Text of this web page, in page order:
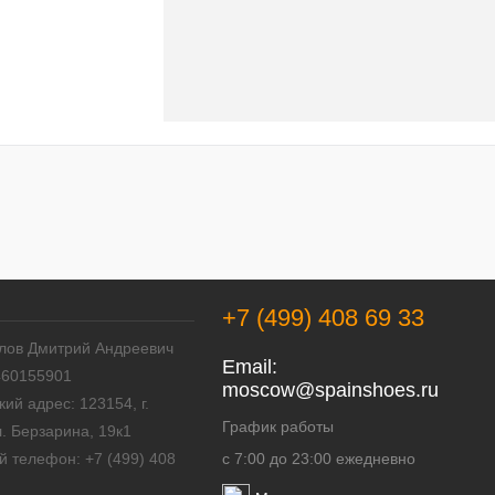
Дмитрий Андреевич
адрес: 123154, г.
Берзарина, 19к1
телефон: +7 (499) 408
+7 (499) 408 69 33
Email:
mosсow@spainshoes.ru
График работы
с 7:00 до 23:00 ежедневно